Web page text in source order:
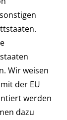
Wir weisen
der EU
werden
dazu